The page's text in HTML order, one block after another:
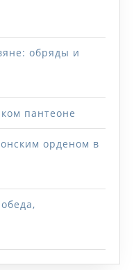
обряды и
пантеоне
орденом в